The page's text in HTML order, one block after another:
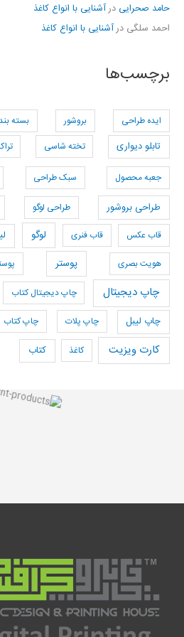
حامد صحرایی درآشنایی با انواع کاغذ
احمد سلگی درآشنایی با انواع کاغذ
برچسب‌ها
ایده طراحی بروشور بسته
تابلو دیواری تخته شاسی
جعبه محصول سبک طراحی
طراحی بروشور طراحی لوگو
قاب عکس
قاب فنری لوگو
هویت بصری
پوستر
چاپ دیجیتال چاپ دیجیتال کتاب
چاپ لیبل چاپ پلات چاپ کتاب
کارت ویزیت کاغذ کتاب